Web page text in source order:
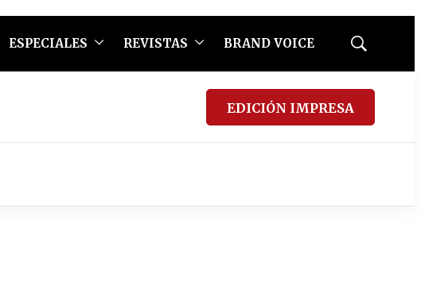
ESPECIALES REVISTAS BRAND VOICE
Mostrar
EDICIÓN IMPRESA